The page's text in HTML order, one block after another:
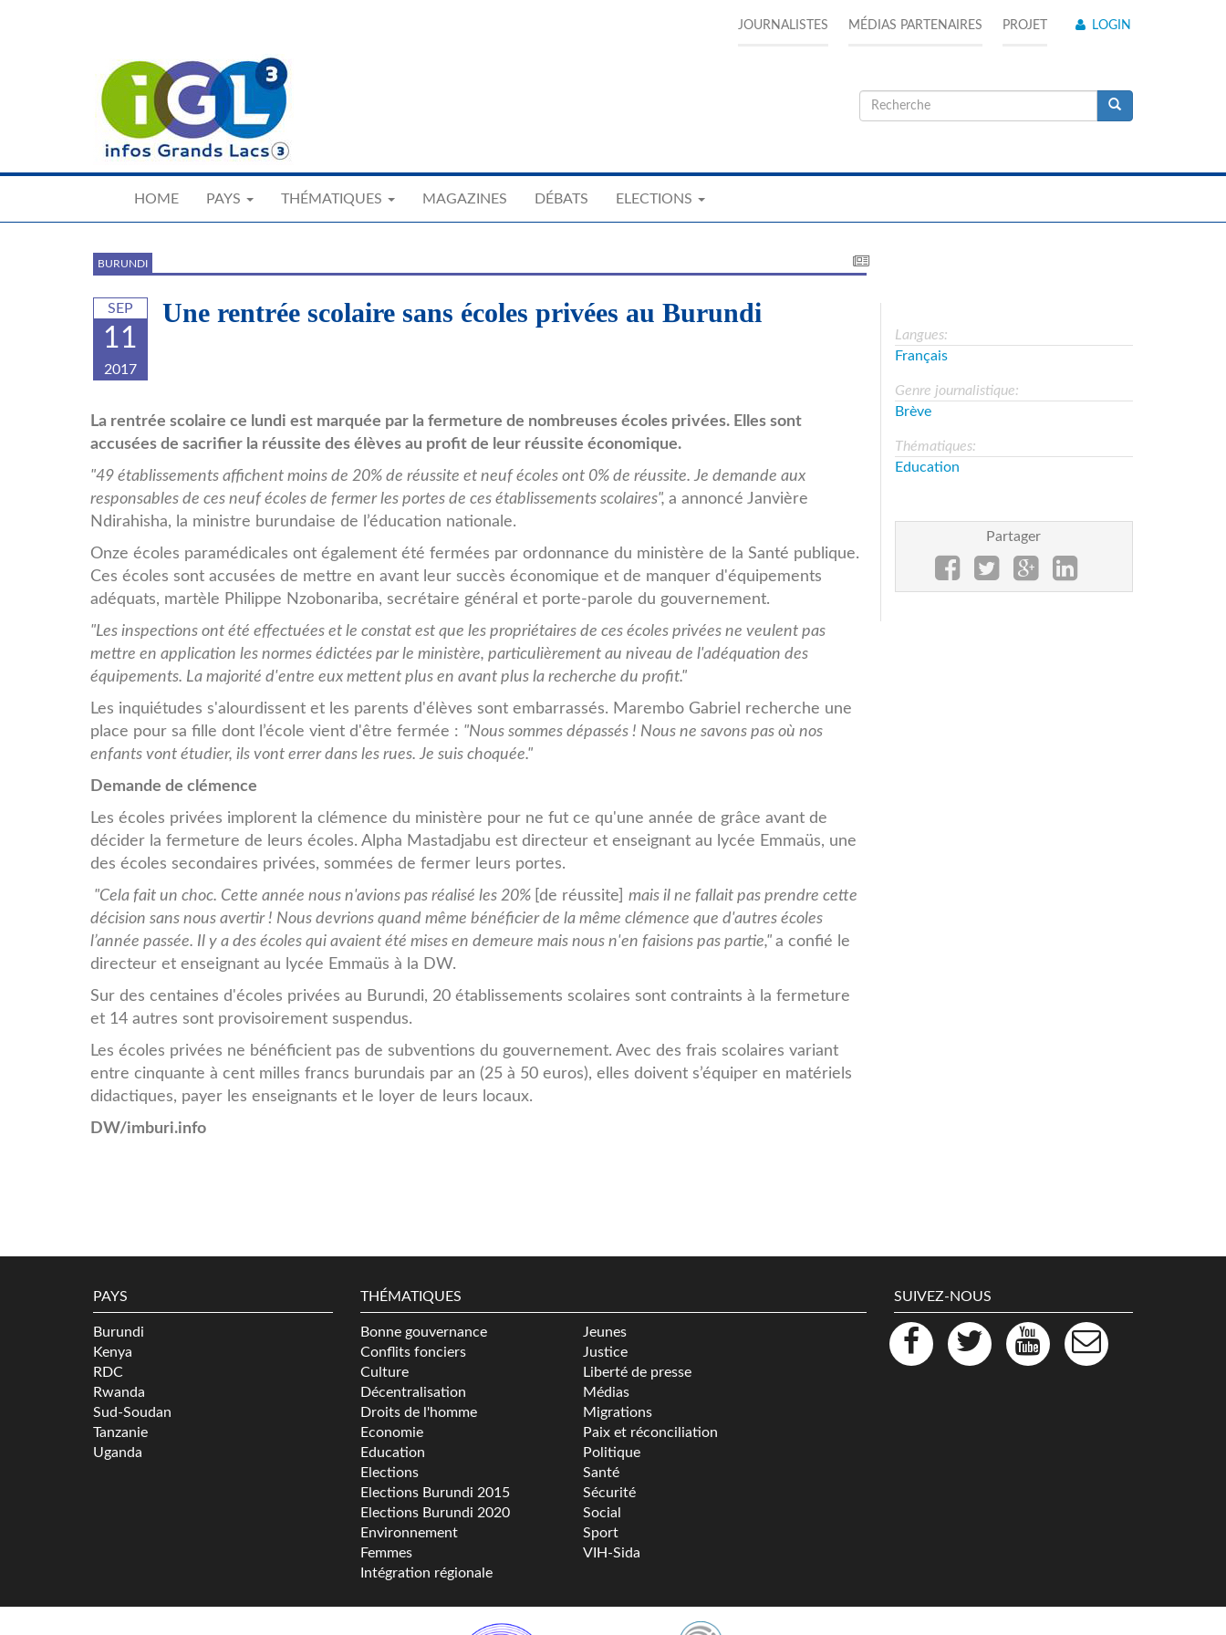
JOURNALISTES MÉDIAS PARTENAIRES PROJET LOGIN
Formulaire
recherche
HOME PAYS THÉMATIQUES MAGAZINES DÉBATS ELECTIONS
BURUNDI
SEP
11
2017
Une rentrée scolaire sans écoles privées au Burundi
eeeeeeeee.jpg
La rentrée scolaire ce lundi est marquée par la fermeture de nombreuses écoles privées. Elles sont
accusées de sacrifier la réussite des élèves au profit de leur réussite économique.
"49 établissements affichent moins de 20% de réussite et neuf écoles ont 0% de réussite. Je demande aux
responsables de ces neuf écoles de fermer les portes de ces établissements scolaires", a annoncé Janvière
Ndirahisha, la ministre burundaise de l’éducation nationale.
Onze écoles paramédicales ont également été fermées par ordonnance du ministère de la Santé publique.
Ces écoles sont accusées de mettre en avant leur succès économique et de manquer d'équipements
adéquats, martèle Philippe Nzobonariba, secrétaire général et porte-parole du gouvernement.
"Les inspections ont été effectuées et le constat est que les propriétaires de ces écoles privées ne veulent pas
mettre en application les normes édictées par le ministère, particulièrement au niveau de l'adéquation des
équipements. La majorité d'entre eux mettent plus en avant plus la recherche du profit."
Les inquiétudes s'alourdissent et les parents d'élèves sont embarrassés. Marembo Gabriel recherche une
place pour sa fille dont l’école vient d'être fermée : "Nous sommes dépassés ! Nous ne savons pas où nos
enfants vont étudier, ils vont errer dans les rues. Je suis choquée."
Demande de clémence
Les écoles privées implorent la clémence du ministère pour ne fut ce qu'une année de grâce avant de
décider la fermeture de leurs écoles. Alpha Mastadjabu est directeur et enseignant au lycée Emmaüs, une
des écoles secondaires privées, sommées de fermer leurs portes.
"Cela fait un choc. Cette année nous n'avions pas réalisé les 20% [de réussite] mais il ne fallait pas prendre cette
décision sans nous avertir ! Nous devrions quand même bénéficier de la même clémence que d'autres écoles
l’année passée. Il y a des écoles qui avaient été mises en demeure mais nous n'en faisions pas partie," a confié le
directeur et enseignant au lycée Emmaüs à la DW.
Sur des centaines d'écoles privées au Burundi, 20 établissements scolaires sont contraints à la fermeture
et 14 autres sont provisoirement suspendus.
Les écoles privées ne bénéficient pas de subventions du gouvernement. Avec des frais scolaires variant
entre cinquante à cent milles francs burundais par an (25 à 50 euros), elles doivent s’équiper en matériels
didactiques, payer les enseignants et le loyer de leurs locaux.
DW/imburi.info
Langues:
Français
Genre journalistique:
Brève
Thématiques:
Education
Partager
PAYS
Burundi
Kenya
RDC
Rwanda
Sud-Soudan
Tanzanie
Uganda
THÉMATIQUES
Bonne gouvernance
Conflits fonciers
Culture
Décentralisation
Droits de l'homme
Economie
Education
Elections
Elections Burundi 2015
Elections Burundi 2020
Environnement
Femmes
Intégration régionale
Jeunes
Justice
Liberté de presse
Médias
Migrations
Paix et réconciliation
Politique
Santé
Sécurité
Social
Sport
VIH-Sida
SUIVEZ-NOUS